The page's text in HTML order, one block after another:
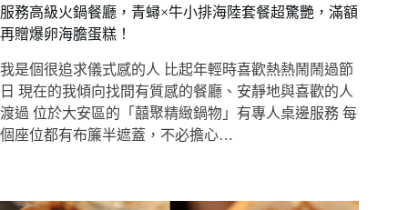
服務高級火鍋餐廳，青蟳×牛小排海陸套餐超驚艷，滿額
再贈爆卵海膽蛋糕！
我是個很追求儀式感的人 比起年輕時喜歡熱熱鬧鬧過節
日 現在的我傾向找間有質感的餐廳、安靜地與喜歡的人
渡過 位於大安區的「囍聚精緻鍋物」有專人桌邊服務 每
個座位都有布簾半遮蓋，不必擔心…